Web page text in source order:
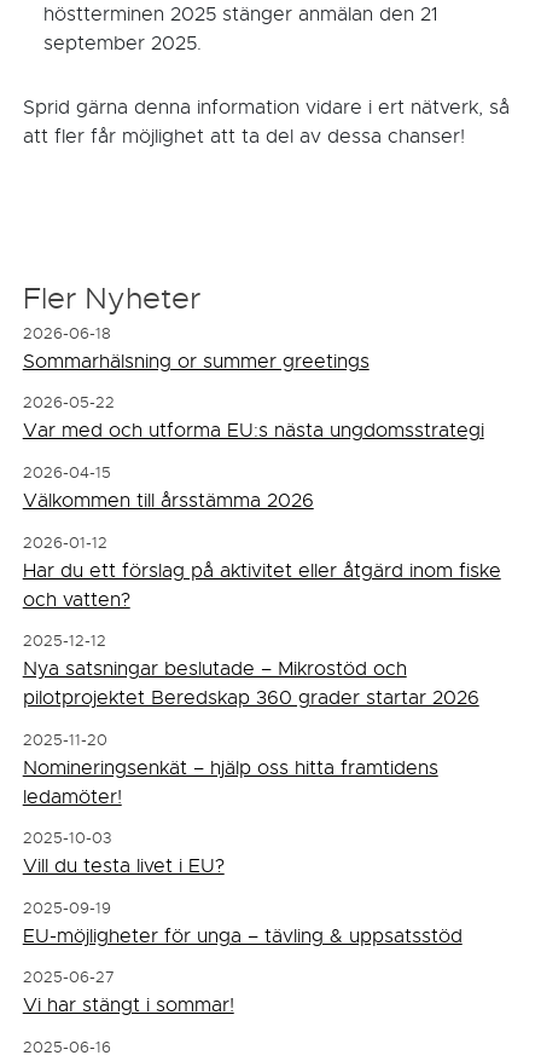
höstterminen 2025 stänger anmälan den 21
september 2025.
Sprid gärna denna information vidare i ert nätverk, så
att fler får möjlighet att ta del av dessa chanser!
Fler Nyheter
2026-06-18
Sommarhälsning or summer greetings
2026-05-22
Var med och utforma EU:s nästa ungdomsstrategi
2026-04-15
Välkommen till årsstämma 2026
2026-01-12
Har du ett förslag på aktivitet eller åtgärd inom fiske
och vatten?
2025-12-12
Nya satsningar beslutade – Mikrostöd och
pilotprojektet Beredskap 360 grader startar 2026
2025-11-20
Nomineringsenkät – hjälp oss hitta framtidens
ledamöter!
2025-10-03
Vill du testa livet i EU?
2025-09-19
EU-möjligheter för unga – tävling & uppsatsstöd
2025-06-27
Vi har stängt i sommar!
2025-06-16